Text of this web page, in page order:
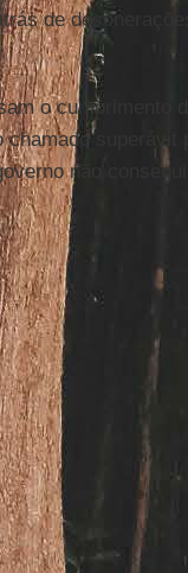
de
o cumprimento
superávit
não